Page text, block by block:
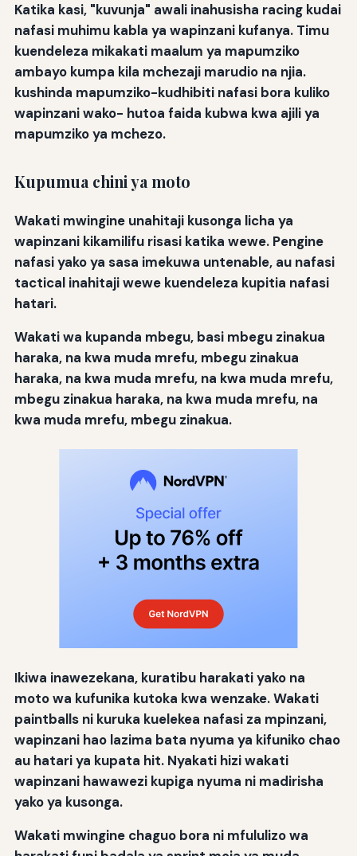
Katika kasi, "kuvunja" awali inahusisha racing kudai
nafasi muhimu kabla ya wapinzani kufanya. Timu
kuendeleza mikakati maalum ya mapumziko
ambayo kumpa kila mchezaji marudio na njia.
kushinda mapumziko-kudhibiti nafasi bora kuliko
wapinzani wako- hutoa faida kubwa kwa ajili ya
mapumziko ya mchezo.
Kupumua chini ya moto
Wakati mwingine unahitaji kusonga licha ya
wapinzani kikamilifu risasi katika wewe. Pengine
nafasi yako ya sasa imekuwa untenable, au nafasi
tactical inahitaji wewe kuendeleza kupitia nafasi
hatari.
Wakati wa kupanda mbegu, basi mbegu zinakua
haraka, na kwa muda mrefu, mbegu zinakua
haraka, na kwa muda mrefu, na kwa muda mrefu,
mbegu zinakua haraka, na kwa muda mrefu, na
kwa muda mrefu, mbegu zinakua.
Ikiwa inawezekana, kuratibu harakati yako na
moto wa kufunika kutoka kwa wenzake. Wakati
paintballs ni kuruka kuelekea nafasi za mpinzani,
wapinzani hao lazima bata nyuma ya kifuniko chao
au hatari ya kupata hit. Nyakati hizi wakati
wapinzani hawawezi kupiga nyuma ni madirisha
yako ya kusonga.
Wakati mwingine chaguo bora ni mfululizo wa